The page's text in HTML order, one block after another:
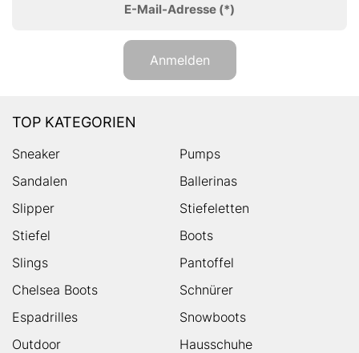
E-Mail-Adresse (*)
Anmelden
TOP KATEGORIEN
Sneaker
Pumps
Sandalen
Ballerinas
Slipper
Stiefeletten
Stiefel
Boots
Slings
Pantoffel
Chelsea Boots
Schnürer
Espadrilles
Snowboots
Outdoor
Hausschuhe